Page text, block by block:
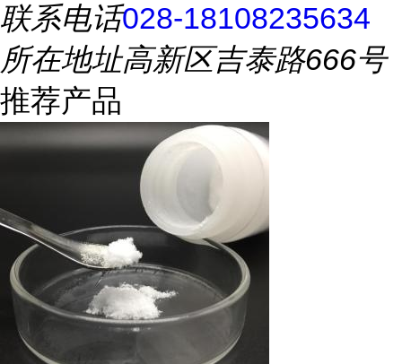
联系电话028-18108235634
所在地址高新区吉泰路666号
推荐产品